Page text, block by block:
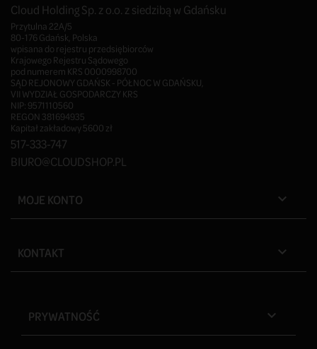
Cloud Holding Sp. z o.o. z siedzibą w Gdańsku
Przytulna 22A/5
80-176 Gdańsk, Polska
wpisana do rejestru przedsiębiorców
Krajowego Rejestru Sądowego
pod numerem KRS 0000998700
SĄD REJONOWY GDAŃSK - PÓŁNOC W GDAŃSKU,
VII WYDZIAŁ GOSPODARCZY KRS
NIP: 9571110560
REGON 381694935
Kapitał zakładowy 5600 zł
517-333-747
BIURO@CLOUDSHOP.PL
MOJE KONTO 
KONTAKT 
PRYWATNOŚĆ 